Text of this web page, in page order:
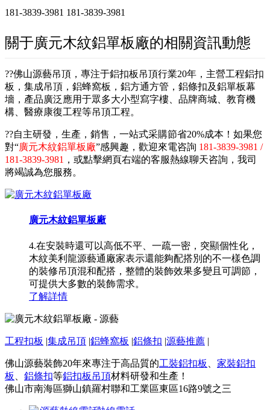
181-3839-3981 181-3839-3981
關于廣元木紋鋁單板廠的相關資訊動態
??佛山源藝吊頂，專注于鋁扣板吊頂行業20年，主營工程鋁扣
板，集成吊頂，鋁蜂窩板，鋁方通方管，鋁條扣及鋁單板幕
墻，產品廣泛應用于眾多大小型寫字樓、品牌商城、教育機
構、醫療康復工程等吊頂工程。
??自主研發，生產，銷售，一站式采購節省20%成本！如果您
對“廣元木紋鋁單板廠”感興趣，歡迎來電咨詢 181-3839-3981 /
181-3839-3981 ，或點擊網頁右端的客服熱線聊天咨詢，我司
將竭誠為您服務。
廣元木紋鋁單板廠
4.在安裝時還可以高低不平、一疏一密，突顯個性化，
木紋美利龍源藝通廠家表示還能夠配搭別的不一樣色調
的裝修吊頂混和配搭，整體的裝飾效果多變且可調節，
可提供大多數的裝飾需求。
了解詳情
工程扣板 |集成吊頂 |鋁蜂窩板 |鋁條扣 |源藝推薦 |
佛山源藝裝飾20年來專注于高品質的工裝鋁扣板
家裝鋁扣
板
鋁條扣等鋁扣板吊頂材料研發和生產！
佛山市南海區獅山鎮羅村聯和工業區東區16路9號之三